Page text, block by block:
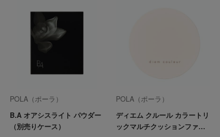
POLA（ポーラ）
B.A オアシスライト パウダー
（別売りケース）
POLA（ポーラ）
ディエム クルール カラートリ
ックマルチクッションファン